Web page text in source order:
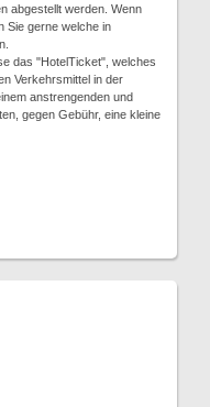
abgestellt werden. Wenn
Sie gerne welche in
das "HotelTicket", welches
Verkehrsmittel in der
anstrengenden und
gegen Gebühr, eine kleine